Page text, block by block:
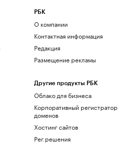
РБК
О компании
Контактная информация
Редакция
Размещение рекламы
Другие продукты РБК
Облако для бизнеса
Корпоративный регистратор
доменов
Хостинг сайтов
Рег.решения